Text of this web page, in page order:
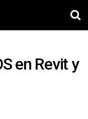
en Revit y